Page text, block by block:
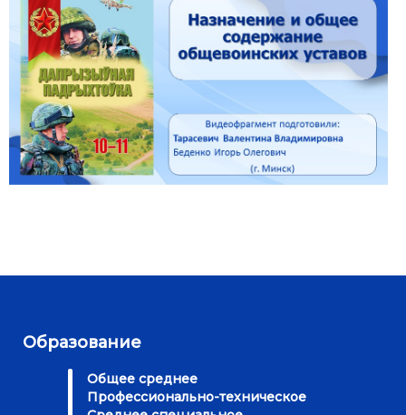
Образование
Общее среднее
Профессионально-техническое